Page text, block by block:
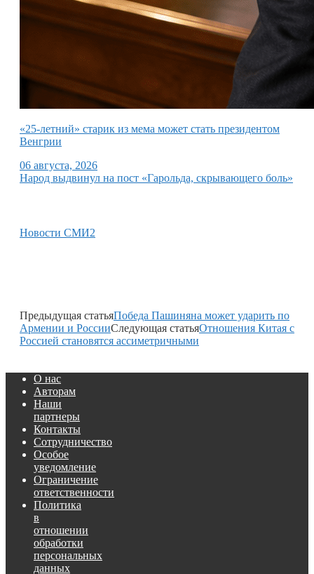
«25-летний» старик из мема может стать президентом
Венгрии
06 августа, 2026
Народ выдвинул на пост «Гарольда, скрывающего боль»
Новости СМИ2
Предыдущая статьяПобеда Пашиняна может ударить по
Армении и РоссииСледующая статьяОтношения Китая с
Россией становятся ассиметричными
О нас
Авторам
Наши
партнеры
Контакты
Сотрудничество
Особое
уведомление
Ограничение
ответственности
Политика
в
отношении
обработки
персональных
данных